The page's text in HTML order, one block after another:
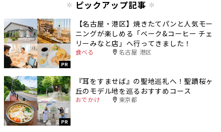
ピックアップ記事
PR
【名古屋・港区】焼きたてパンと人気モー
ニングが楽しめる「ベーク&コーヒー チェ
リーみなと店」へ行ってきました！
食べる 名古屋 港区
PR
『耳をすませば』の聖地巡礼へ！聖蹟桜ヶ
丘のモデル地を巡るおすすめコース
おでかけ 東京都